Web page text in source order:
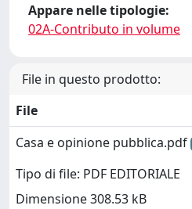
Appare nelle tipologie:
02A-Contributo in volume
File in questo prodotto:
File
Casa e opinione pubblica.pdf
Tipo di file: PDF EDITORIALE
Dimensione 308.53 kB